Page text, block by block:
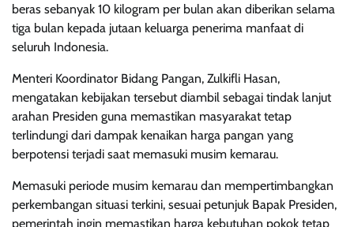
beras sebanyak 10 kilogram per bulan akan diberikan selama
tiga bulan kepada jutaan keluarga penerima manfaat di
seluruh Indonesia.
Menteri Koordinator Bidang Pangan, Zulkifli Hasan,
mengatakan kebijakan tersebut diambil sebagai tindak lanjut
arahan Presiden guna memastikan masyarakat tetap
terlindungi dari dampak kenaikan harga pangan yang
berpotensi terjadi saat memasuki musim kemarau.
Memasuki periode musim kemarau dan mempertimbangkan
perkembangan situasi terkini, sesuai petunjuk Bapak Presiden,
pemerintah ingin memastikan harga kebutuhan pokok tetap